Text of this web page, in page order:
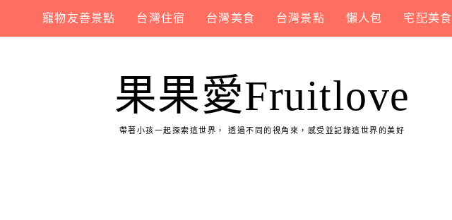
寵物友善景點 台灣住宿 台灣美食 台灣景點 懶人包 宅配美食
果果愛Fruitlove
帶著小孩一起探索這世界， 透過不同的視角來，感受並記錄這世界的美好